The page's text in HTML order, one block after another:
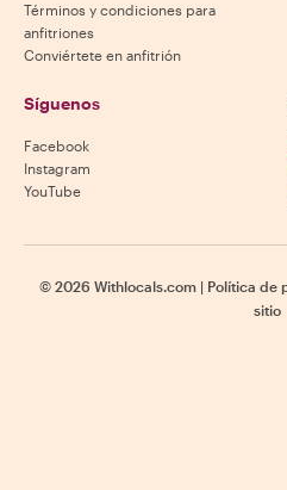
Términos y condiciones para
anfitriones
Conviértete en anfitrión
Síguenos
Facebook
Instagram
YouTube
© 2026 Withlocals.com | Política de
sitio